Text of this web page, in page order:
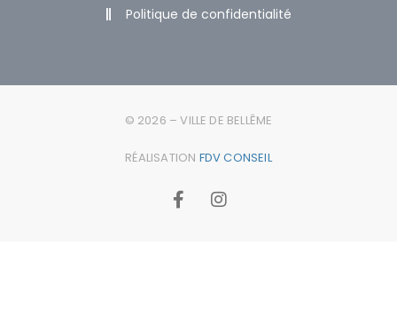
Politique de confidentialité
© 2026 – VILLE DE BELLÊME
RÉALISATION FDV CONSEIL